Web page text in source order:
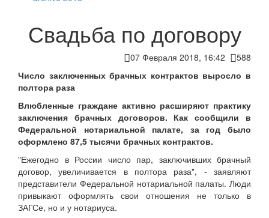
Свадьба по договору
07 Февраля 2018, 16:42
588
Число заключенных брачных контрактов выросло в
полтора раза
Влюбленные граждане активно расширяют практику
заключения брачных договоров. Как сообщили в
Федеральной нотариальной палате, за год было
оформлено 87,5 тысячи брачных контрактов.
"Ежегодно в России число пар, заключивших брачный
договор, увеличивается в полтора раза", - заявляют
представители Федеральной нотариальной палаты. Люди
привыкают оформлять свои отношения не только в
ЗАГСе, но и у нотариуса.